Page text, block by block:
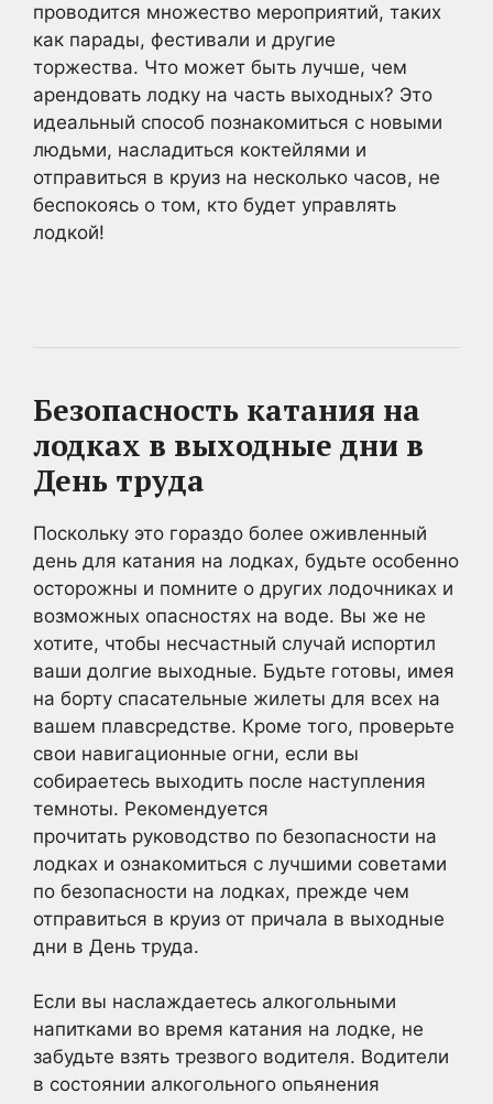
проводится множество мероприятий, таких
как парады, фестивали и другие
торжества. Что может быть лучше, чем
арендовать лодку на часть выходных? Это
идеальный способ познакомиться с новыми
людьми, насладиться коктейлями и
отправиться в круиз на несколько часов, не
беспокоясь о том, кто будет управлять
лодкой!
Безопасность катания на
лодках в выходные дни в
День труда
Поскольку это гораздо более оживленный
день для катания на лодках, будьте особенно
осторожны и помните о других лодочниках и
возможных опасностях на воде. Вы же не
хотите, чтобы несчастный случай испортил
ваши долгие выходные. Будьте готовы, имея
на борту спасательные жилеты для всех на
вашем плавсредстве. Кроме того, проверьте
свои навигационные огни, если вы
собираетесь выходить после наступления
темноты. Рекомендуется
прочитать руководство по безопасности на
лодках и ознакомиться с лучшими советами
по безопасности на лодках, прежде чем
отправиться в круиз от причала в выходные
дни в День труда.
Если вы наслаждаетесь алкогольными
напитками во время катания на лодке, не
забудьте взять трезвого водителя. Водители
в состоянии алкогольного опьянения